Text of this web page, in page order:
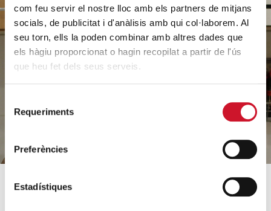
com feu servir el nostre lloc amb els partners de mitjans
socials, de publicitat i d'anàlisis amb qui col·laborem. Al
seu torn, ells la poden combinar amb altres dades que
els hàgiu proporcionat o hagin recopilat a partir de l'ús
que heu fet dels seus serveis.
Requeriments
Preferències
Estadístiques
Ajuda'ns
a ajudar